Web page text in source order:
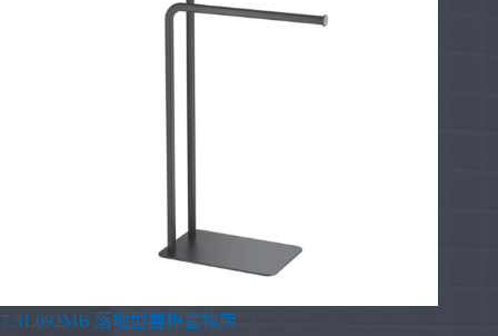
7.31.092MB 落地型雙桿置物架